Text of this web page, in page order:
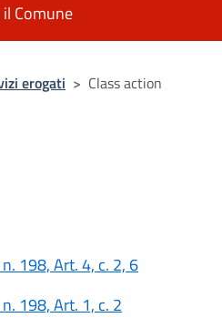
Comune
erogati > Class action
198, Art. 4, c. 2, 6
198, Art. 1, c. 2